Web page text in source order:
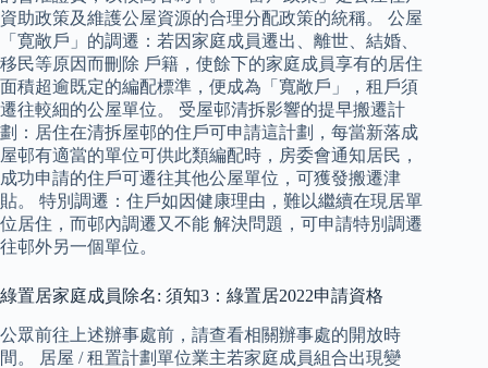
資助政策及維護公屋資源的合理分配政策的統稱。 公屋
「寛敞戶」的調遷：若因家庭成員遷出、離世、結婚、
移民等原因而刪除 戶籍，使餘下的家庭成員享有的居住
面積超逾既定的編配標準，便成為「寬敞戶」，租戶須
遷往較細的公屋單位。 受屋邨清拆影響的提早搬遷計
劃：居住在清拆屋邨的住戶可申請這計劃，每當新落成
屋邨有適當的單位可供此類編配時，房委會通知居民，
成功申請的住戶可遷往其他公屋單位，可獲發搬遷津
貼。 特別調遷：住戶如因健康理由，難以繼續在現居單
位居住，而邨內調遷又不能 解決問題，可申請特別調遷
往邨外另一個單位。
綠置居家庭成員除名: 須知3：綠置居2022申請資格
公眾前往上述辦事處前，請查看相關辦事處的開放時
間。 居屋 / 租置計劃單位業主若家庭成員組合出現變